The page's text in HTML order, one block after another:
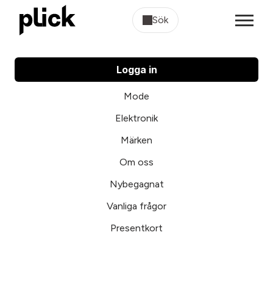
Sök
Logga in
Mode
Elektronik
Märken
Om oss
Nybegagnat
Vanliga frågor
Presentkort